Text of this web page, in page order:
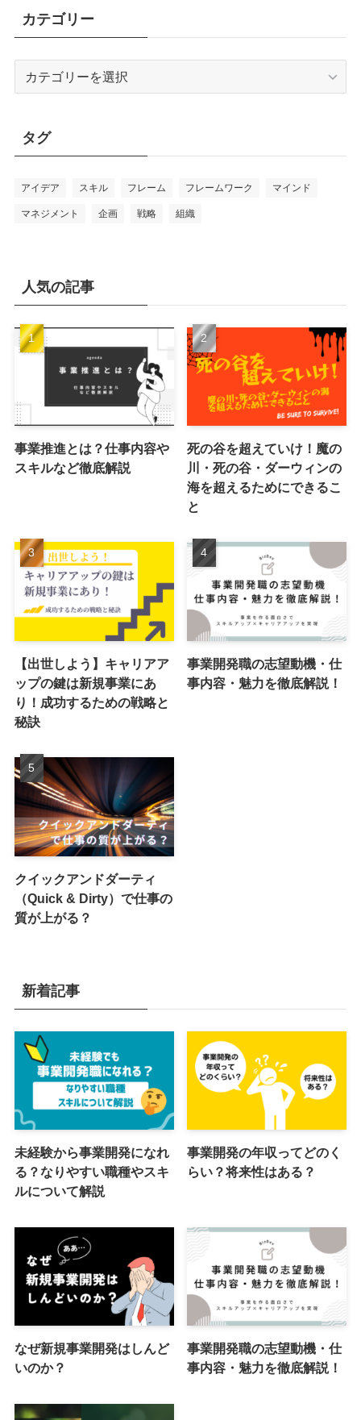
カテゴリー
ー
タグ
アイデア スキル フレーム フレームワーク マインド
マネジメント 企画 戦略 組織
人気の記事
事業推進とは？仕事内容や
スキルなど徹底解説
死の谷を超えていけ！魔の
川・死の谷・ダーウィンの
海を超えるためにできるこ
と
【出世しよう】キャリアア
ップの鍵は新規事業にあ
り！成功するための戦略と
秘訣
事業開発職の志望動機・仕
事内容・魅力を徹底解説！
クイックアンドダーティ
（Quick & Dirty）で仕事の
質が上がる？
新着記事
未経験から事業開発になれ
る？なりやすい職種やスキ
ルについて解説
事業開発の年収ってどのく
らい？将来性はある？
なぜ新規事業開発はしんど
いのか？
事業開発職の志望動機・仕
事内容・魅力を徹底解説！